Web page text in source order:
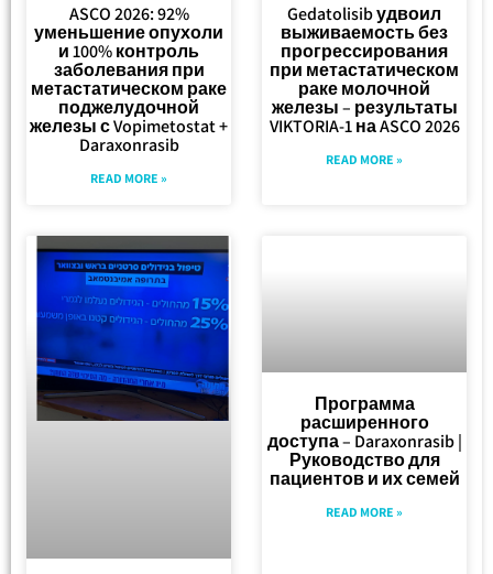
ASCO 2026: 92%
уменьшение опухоли
и 100% контроль
заболевания при
метастатическом раке
поджелудочной
железы с Vopimetostat +
Daraxonrasib
READ MORE »
Gedatolisib удвоил
выживаемость без
прогрессирования
при метастатическом
раке молочной
железы – результаты
VIKTORIA-1 на ASCO 2026
READ MORE »
Программа
расширенного
доступа – Daraxonrasib |
Руководство для
пациентов и их семей
READ MORE »